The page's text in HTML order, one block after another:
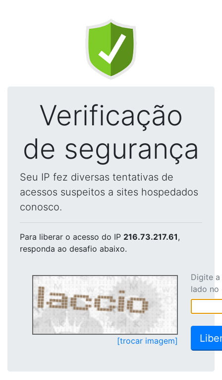
Verificação
de segurança
Seu IP fez diversas tentativas de
acessos suspeitos a sites hospedados
conosco.
Para liberar o acesso do IP 216.73.217.61,
responda ao desafio abaixo.
[trocar imagem]
Digite
lado no